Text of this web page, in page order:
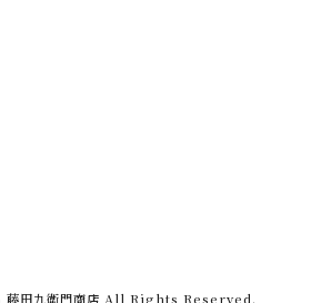
田九衛門商店 All Rights Reserved.